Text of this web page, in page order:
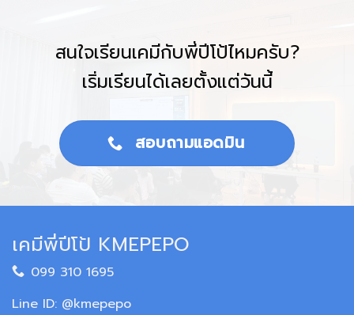
สนใจเรียนเคมีกับพี่ปีโป้ไหมครับ?
เริ่มเรียนได้เลยตั้งแต่วันนี้
สอบถามแอดมิน
เคมีพี่ปีโป้ KMEPEPO
099 310 1695
Line ID: @kmepepo